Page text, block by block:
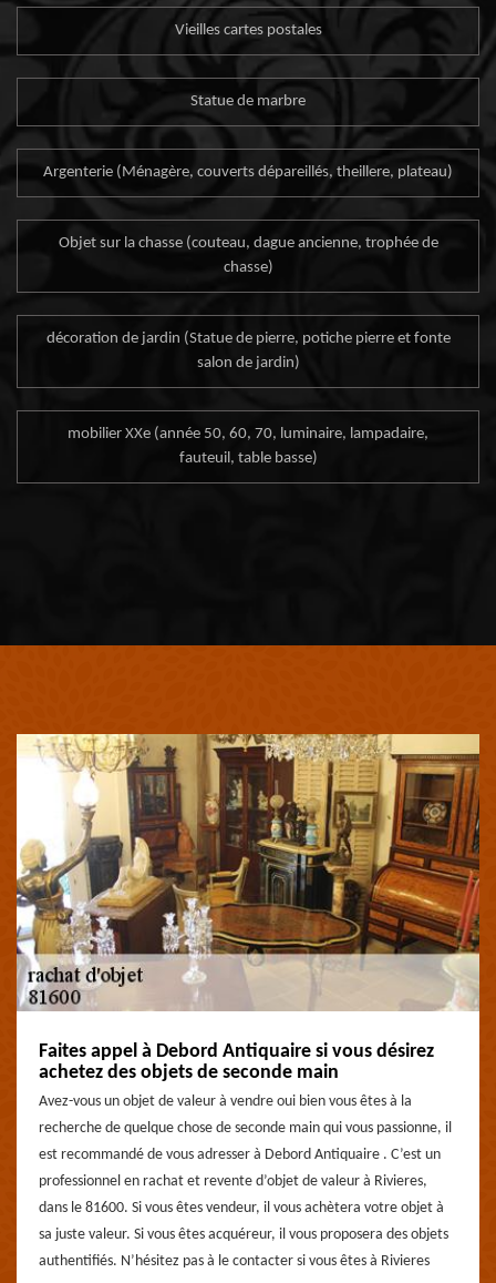
Vieilles cartes postales
Statue de marbre
Argenterie (Ménagère, couverts dépareillés, theillere, plateau)
Objet sur la chasse (couteau, dague ancienne, trophée de
chasse)
décoration de jardin (Statue de pierre, potiche pierre et fonte
salon de jardin)
mobilier XXe (année 50, 60, 70, luminaire, lampadaire,
fauteuil, table basse)
Faites appel à Debord Antiquaire si vous désirez
achetez des objets de seconde main
Avez-vous un objet de valeur à vendre oui bien vous êtes à la
recherche de quelque chose de seconde main qui vous passionne, il
est recommandé de vous adresser à Debord Antiquaire . C’est un
professionnel en rachat et revente d’objet de valeur à Rivieres,
dans le 81600. Si vous êtes vendeur, il vous achètera votre objet à
sa juste valeur. Si vous êtes acquéreur, il vous proposera des objets
authentifiés. N’hésitez pas à le contacter si vous êtes à Rivieres